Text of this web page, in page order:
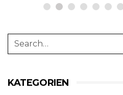
KATEGORIEN